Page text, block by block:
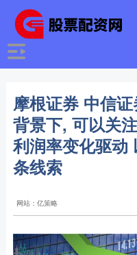
摩根证券 中信
背景下, 可以关
利润率变化驱动
条线索
网站：亿策略